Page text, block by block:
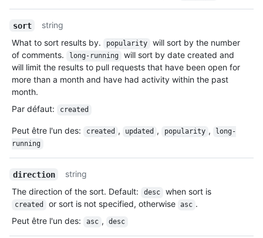
sort
string
What to sort results by.
popularity
will sort by the number
of comments.
long-running
will sort by date created and
will limit the results to pull requests that have been open for
more than a month and have had activity within the past
month.
Par défaut: created
Peut être l'un des: created , updated , popularity ,
long-
running
direction
string
The direction of the sort. Default:
desc when sort is
created or sort is not specified, otherwise asc .
Peut être l'un des: asc , desc